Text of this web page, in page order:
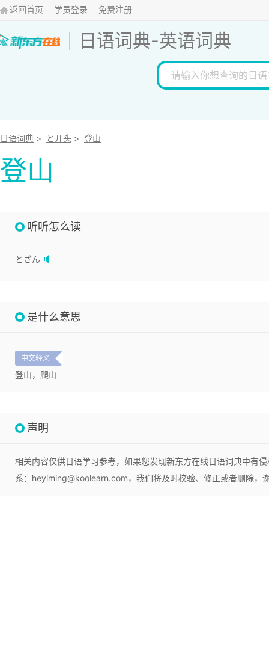
返回首页 学员登录 免费注册
日语词典-英语词典
日语词典 > と开头 > 登山
登山
听听怎么读
とざん
是什么意思
中文释义
登山，爬山
声明
相关内容仅供日语学习参考，如果您发现新东方在线日语词典中有
系：heyiming@koolearn.com，我们将及时校验、修正或者删除，